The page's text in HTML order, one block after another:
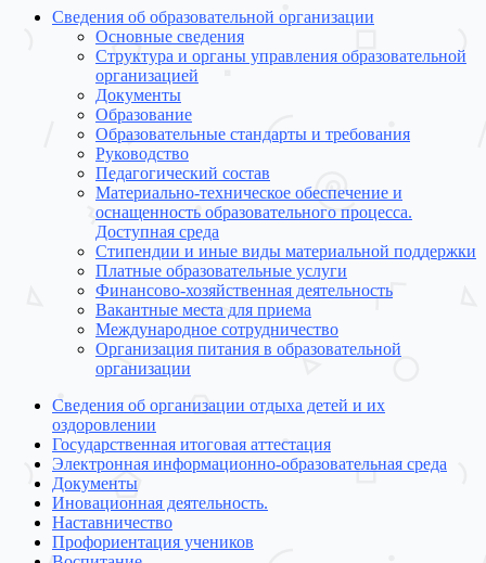
Сведения об образовательной организации
Основные сведения
Структура и органы управления образовательной
организацией
Документы
Образование
Образовательные стандарты и требования
Руководство
Педагогический состав
Материально-техническое обеспечение и
оснащенность образовательного процесса.
Доступная среда
Стипендии и иные виды материальной поддержки
Платные образовательные услуги
Финансово-хозяйственная деятельность
Вакантные места для приема
Международное сотрудничество
Организация питания в образовательной
организации
Сведения об организации отдыха детей и их
оздоровлении
Государственная итоговая аттестация
Электронная информационно-образовательная среда
Документы
Иновационная деятельность.
Наставничество
Профориентация учеников